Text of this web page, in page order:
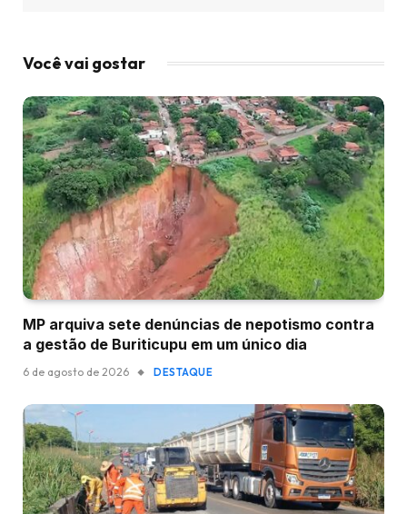
Você vai gostar
MP arquiva sete denúncias de nepotismo contra
a gestão de Buriticupu em um único dia
6 de agosto de 2026 DESTAQUE